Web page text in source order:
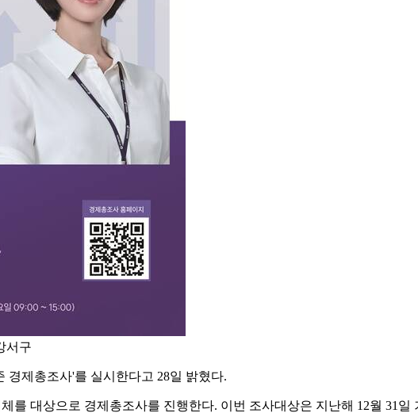
서구
경제총조사'를 실시한다고 28일 밝혔다.
를 대상으로 경제총조사를 진행한다. 이번 조사대상은 지난해 12월 31